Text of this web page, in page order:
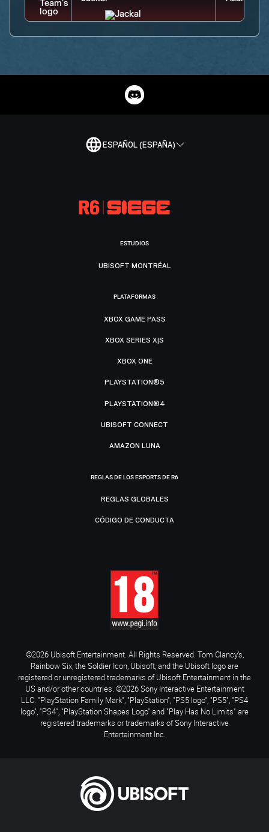
ESPAÑOL (ESPAÑA)
ESTUDIOS
UBISOFT MONTRÉAL
PLATAFORMAS
XBOX GAME PASS
XBOX SERIES X|S
XBOX ONE
PLAYSTATION®5
PLAYSTATION®4
UBISOFT CONNECT
AMAZON LUNA
REGLAS DE LOS ESPORTS DE R6
REGLAS GLOBALES
CÓDIGO DE CONDUCTA
©2026 Ubisoft Entertainment. All Rights Reserved. Tom Clancy’s,
Rainbow Six, the Soldier Icon, Ubisoft, and the Ubisoft logo are
registered or unregistered trademarks of Ubisoft Entertainment in the
US and/or other countries. ©2026 Sony Interactive Entertainment
LLC. "PlayStation Family Mark", "PlayStation", "PS5 logo", "PS5", "PS4
logo", "PS4", "PlayStation Shapes Logo" and "Play Has No Limits" are
registered trademarks or trademarks of Sony Interactive
Entertainment Inc.